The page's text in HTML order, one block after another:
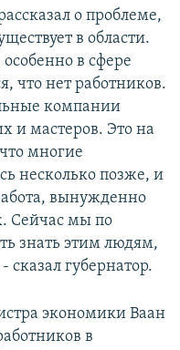
о проблеме,
в области.
особенно в сфере
что нет работников.
компании
и мастеров. Это на
многие
несколько позже, и
вынужденно
Сейчас мы по
знать этим людям,
сказал губернатор.
экономики Ваан
в